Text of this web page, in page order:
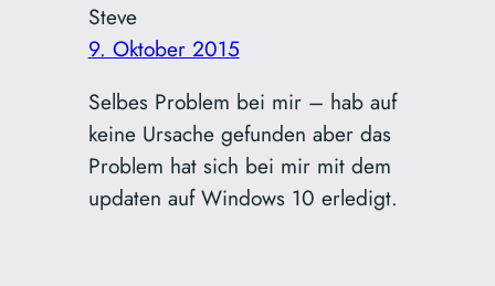
Steve
9. Oktober 2015
Selbes Problem bei mir – hab auf
keine Ursache gefunden aber das
Problem hat sich bei mir mit dem
updaten auf Windows 10 erledigt.